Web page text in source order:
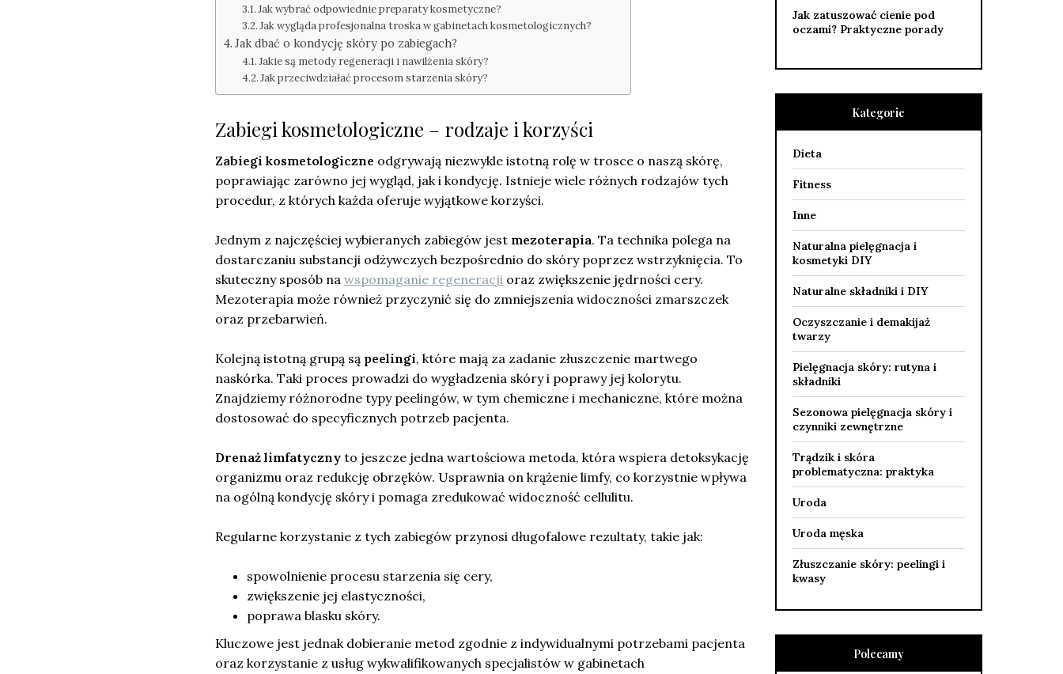
Jak wybrać odpowiednie preparaty kosmetyczne?
Jak wygląda profesjonalna troska w gabinetach kosmetologicznych?
Jak dbać o kondycję skóry po zabiegach?
Jakie są metody regeneracji i nawilżenia skóry?
Jak przeciwdziałać procesom starzenia skóry?
Zabiegi kosmetologiczne – rodzaje i korzyści
Zabiegi kosmetologiczne odgrywają niezwykle istotną rolę w trosce o naszą skórę,
poprawiając zarówno jej wygląd, jak i kondycję. Istnieje wiele różnych rodzajów tych
procedur, z których każda oferuje wyjątkowe korzyści.
Jednym z najczęściej wybieranych zabiegów jest mezoterapia. Ta technika polega na
dostarczaniu substancji odżywczych bezpośrednio do skóry poprzez wstrzyknięcia. To
skuteczny sposób na wspomaganie regeneracji oraz zwiększenie jędrności cery.
Mezoterapia może również przyczynić się do zmniejszenia widoczności zmarszczek
oraz przebarwień.
Kolejną istotną grupą są peelingi, które mają za zadanie złuszczenie martwego
naskórka. Taki proces prowadzi do wygładzenia skóry i poprawy jej kolorytu.
Znajdziemy różnorodne typy peelingów, w tym chemiczne i mechaniczne, które można
dostosować do specyficznych potrzeb pacjenta.
Drenaż limfatyczny to jeszcze jedna wartościowa metoda, która wspiera detoksykację
organizmu oraz redukcję obrzęków. Usprawnia on krążenie limfy, co korzystnie wpływa
na ogólną kondycję skóry i pomaga zredukować widoczność cellulitu.
Regularne korzystanie z tych zabiegów przynosi długofalowe rezultaty, takie jak:
spowolnienie procesu starzenia się cery,
zwiększenie jej elastyczności,
poprawa blasku skóry.
Kluczowe jest jednak dobieranie metod zgodnie z indywidualnymi potrzebami pacjenta
oraz korzystanie z usług wykwalifikowanych specjalistów w gabinetach
Jak zatuszować cienie pod
oczami? Praktyczne porady
Kategorie
Dieta
Fitness
Inne
Naturalna pielęgnacja i
kosmetyki DIY
Naturalne składniki i DIY
Oczyszczanie i demakijaż
twarzy
Pielęgnacja skóry: rutyna i
składniki
Sezonowa pielęgnacja skóry i
czynniki zewnętrzne
Trądzik i skóra
problematyczna: praktyka
Uroda
Uroda męska
Złuszczanie skóry: peelingi i
kwasy
Polecamy